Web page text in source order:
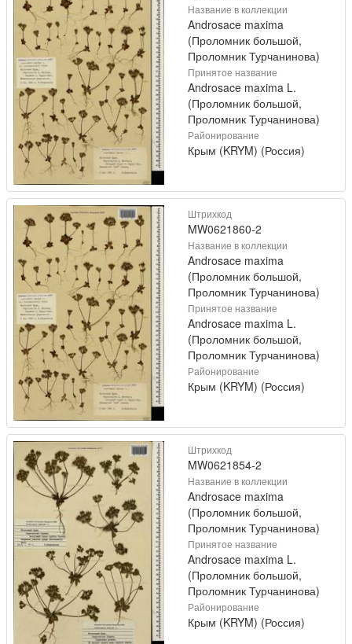
Название в коллекции
Androsace maxima
(Проломник большой,
Проломник Турчанинова)
Принятое название
Androsace maxima L.
(Проломник большой,
Проломник Турчанинова)
Районирование
Крым (KRYM) (Россия)
Штрихкод
MW0621860-2
Название в коллекции
Androsace maxima
(Проломник большой,
Проломник Турчанинова)
Принятое название
Androsace maxima L.
(Проломник большой,
Проломник Турчанинова)
Районирование
Крым (KRYM) (Россия)
Штрихкод
MW0621854-2
Название в коллекции
Androsace maxima
(Проломник большой,
Проломник Турчанинова)
Принятое название
Androsace maxima L.
(Проломник большой,
Проломник Турчанинова)
Районирование
Крым (KRYM) (Россия)